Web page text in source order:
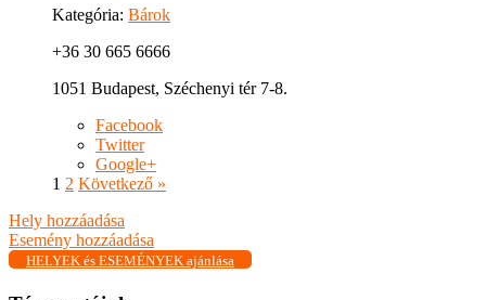
Kategória: Bárok
+36 30 665 6666
1051 Budapest, Széchenyi tér 7-8.
Facebook
Twitter
Google+
1 2 Következő »
Hely hozzáadása
Esemény hozzáadása
HELYEK és ESEMÉNYEK ajánlása